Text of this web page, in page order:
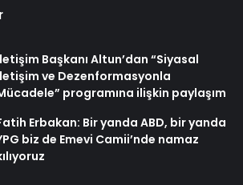
Başkanı Altun’dan “Siyasal
ve Dezenformasyonla
programına ilişkin paylaşım
Erbakan: Bir yanda ABD, bir yanda
biz de Emevi Camii’nde namaz